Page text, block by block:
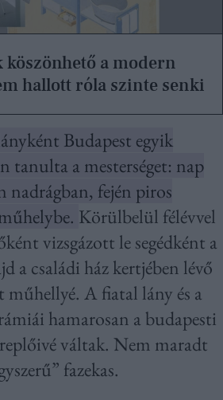
köszönhető a modern
hallott róla szinte senki
Budapest egyik
tanulta a mesterséget: nap
fején piros
Körülbelül félévvel
vizsgázott le segédként a
a családi ház kertjében lévő
A fiatal lány és a
hamarosan a budapesti
váltak. Nem maradt
fazekas.